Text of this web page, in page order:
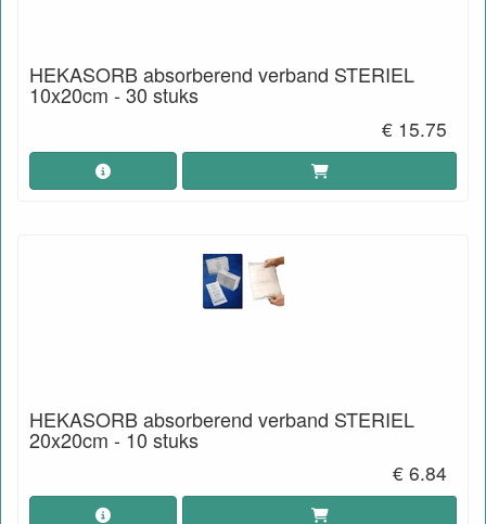
HEKASORB absorberend verband STERIEL
10x20cm - 30 stuks
€ 15.75
HEKASORB absorberend verband STERIEL
20x20cm - 10 stuks
€ 6.84